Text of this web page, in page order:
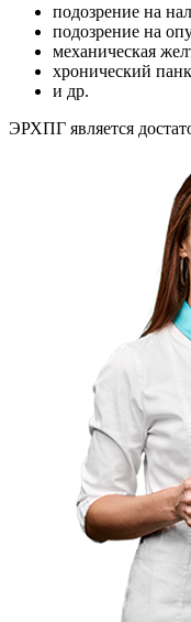
подозрение на
подозрение на
механическая
хронический
и др.
ЭРХПГ является